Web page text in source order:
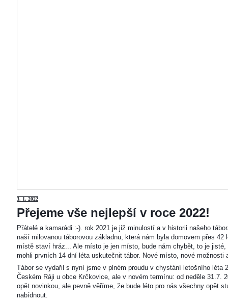
3. 1. 2022
Přejeme vše nejlepší v roce 2022!
Přátelé a kamarádi :-). rok 2021 je již minulostí a v historii našeho
naší milovanou táborovou základnu, která nám byla domovem přes
místě staví hráz... Ale místo je jen místo, bude nám chybět, to je
mohli prvních 14 dní léta uskutečnit tábor. Nové místo, nové
Tábor se vydařil s nyní jsme v plném proudu v chystání letošního léta
Českém Ráji u obce Krčkovice, ale v novém termínu: od neděle 31.7.
opět novinkou, ale pevně věříme, že bude léto pro nás všechny opět
nabídnout.